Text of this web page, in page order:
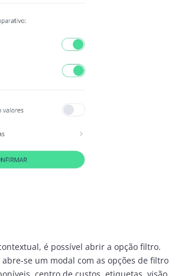
é possível abrir a opção filtro.
se um modal com as opções de filtro